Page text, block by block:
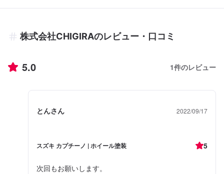
株式会社CHIGIRAのレビュー・口コミ
5.0 1件のレビュー
とんさん 2022/09/17
スズキ カプチーノ | ホイール塗装 5
次回もお願いします。